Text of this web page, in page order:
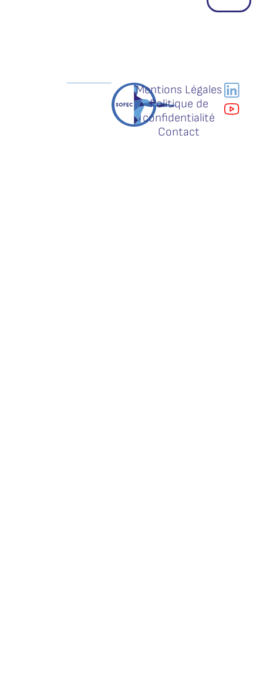
Mentions Légales
Politique de
confidentialité
Contact